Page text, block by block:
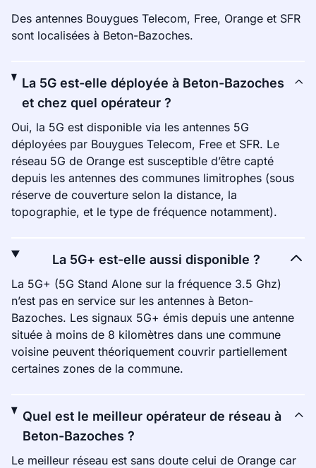
Des antennes Bouygues Telecom, Free, Orange et SFR
sont localisées à Beton-Bazoches.
La 5G est-elle déployée à Beton-Bazoches
et chez quel opérateur ?
Oui, la 5G est disponible via les antennes 5G
déployées par Bouygues Telecom, Free et SFR. Le
réseau 5G de Orange est susceptible d’être capté
depuis les antennes des communes limitrophes (sous
réserve de couverture selon la distance, la
topographie, et le type de fréquence notamment).
La 5G+ est-elle aussi disponible ?
La 5G+ (5G Stand Alone sur la fréquence 3.5 Ghz)
n’est pas en service sur les antennes à Beton-
Bazoches. Les signaux 5G+ émis depuis une antenne
située à moins de 8 kilomètres dans une commune
voisine peuvent théoriquement couvrir partiellement
certaines zones de la commune.
Quel est le meilleur opérateur de réseau à
Beton-Bazoches ?
Le meilleur réseau est sans doute celui de Orange car